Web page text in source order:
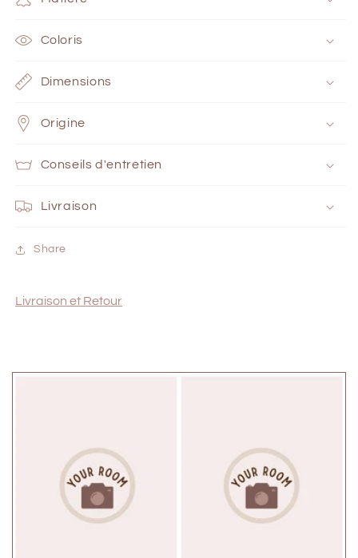
Coloris
Dimensions
Origine
Conseils d'entretien
Livraison
Share
Livraison et Retour